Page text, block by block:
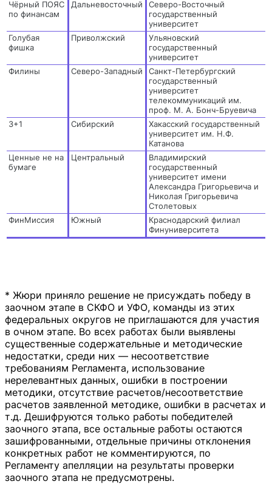
Чёрный ПОЯС
по финансам
Дальневосточный
Северо-Восточный
государственный
университет
Голубая
фишка
Приволжский
Ульяновский
государственный
университет
Филины
Северо-Западный
Санкт-Петербургский
государственный
университет
телекоммуникаций им.
проф. М. А. Бонч-Бруевича
3+1
Сибирский
Хакасский государственный
университет им. Н.Ф.
Катанова
Ценные не на
бумаге
Центральный
Владимирский
государственный
университет имени
Александра Григорьевича и
Николая Григорьевича
Столетовых
ФинМиссия
Южный
Краснодарский филиал
Финуниверситета
* Жюри приняло решение не присуждать победу в
заочном этапе в СКФО и УФО, команды из этих
федеральных округов не приглашаются для участия
в очном этапе. Во всех работах были выявлены
существенные содержательные и методические
недостатки, среди них — несоответствие
требованиям Регламента, использование
нерелевантных данных, ошибки в построении
методики, отсутствие расчетов/несоответствие
расчетов заявленной методике, ошибки в расчетах и
т.д. Дешифруются только работы победителей
заочного этапа, все остальные работы остаются
зашифрованными, отдельные причины отклонения
конкретных работ не комментируются, по
Регламенту апелляции на результаты проверки
заочного этапа не предусмотрены.